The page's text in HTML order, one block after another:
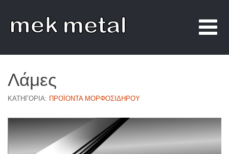
Λάμες
ΚΑΤΗΓΟΡΊΑ: ΠΡΟΪΌΝΤΑ ΜΟΡΦΟΣΊΔΗΡΟΥ